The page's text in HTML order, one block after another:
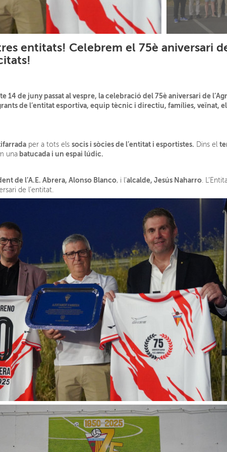
entitats! Celebrem el 75è aniversari
14 de juny passat al vespre, la celebració del 75è aniversari de
de l’entitat esportiva, equip tècnic i directiu, famílies, veïnat,
per a tots els socis i sòcies de l’entitat i esportistes. Dins el
unabatucada i un espai lúdic.
de l’A.E. Abrera, Alonso Blanco, i l’alcalde, Jesús Naharro.
de l’entitat.